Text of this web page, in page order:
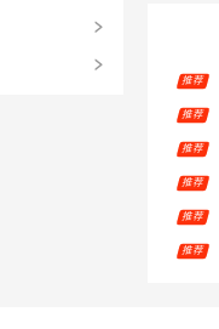
推荐
推荐
推荐
推荐
推荐
推荐